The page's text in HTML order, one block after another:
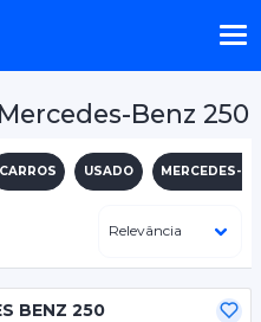
Benz 250
CARROS USADO MERCEDES-
BENZ 250